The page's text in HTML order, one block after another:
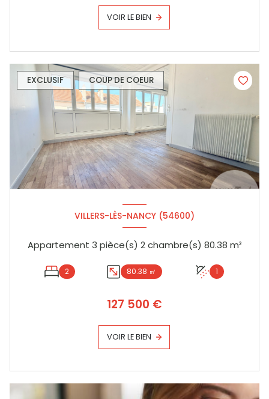
VOIR LE BIEN
EXCLUSIF COUP DE COEUR
VILLERS-LÈS-NANCY (54600)
Appartement 3 pièce(s) 2 chambre(s) 80.38 m²
2 80.38 ㎡ 1
127 500 €
VOIR LE BIEN